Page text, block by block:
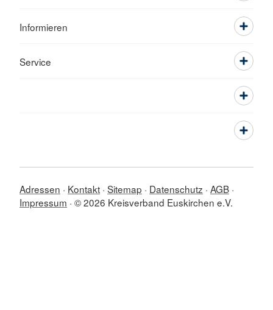
Informieren
Service
Adressen Kontakt Sitemap Datenschutz AGB
Impressum © 2026 Kreisverband Euskirchen e.V.